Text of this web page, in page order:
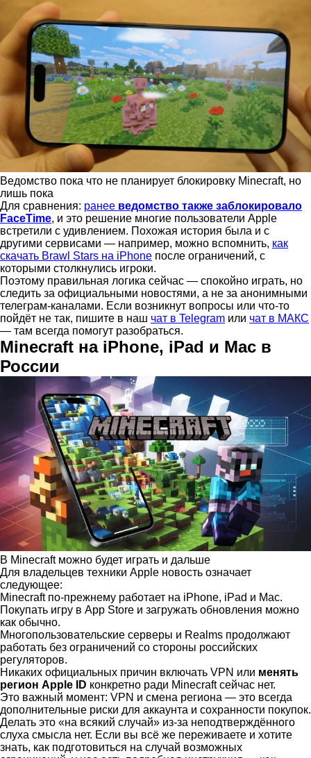
Ведомство пока что не планирует блокировку Minecraft, но
лишь пока
Для сравнения: ранее ведомство также заблокировало
FaceTime, и это решение многие пользователи Apple
встретили с удивлением. Похожая история была и с
другими сервисами — например, можно вспомнить, как
скачать Brawl Stars на iPhone после ограничений, с
которыми столкнулись игроки.
Поэтому правильная логика сейчас — спокойно играть, но
следить за официальными новостями, а не за анонимными
телеграм-каналами. Если возникнут вопросы или что-то
пойдёт не так, пишите в наш чат в Telegram или чат в МАКС
— там всегда помогут разобраться.
Minecraft на iPhone, iPad и Mac в
России
В Minecraft можно будет играть и дальше
Для владельцев техники Apple новость означает
следующее:
Minecraft по-прежнему работает на iPhone, iPad и Mac.
Покупать игру в App Store и загружать обновления можно
как обычно.
Многопользовательские серверы и Realms продолжают
работать без ограничений со стороны российских
регуляторов.
Никаких официальных причин включать VPN или менять
регион Apple ID конкретно ради Minecraft сейчас нет.
Это важный момент: VPN и смена региона — это всегда
дополнительные риски для аккаунта и сохранности покупок.
Делать это «на всякий случай» из-за неподтверждённого
слуха смысла нет. Если вы всё же переживаете и хотите
знать, как подготовиться на случай возможных